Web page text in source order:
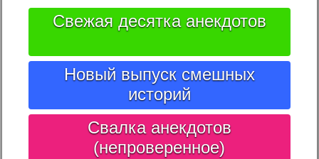
Свежая десятка анекдотов
Новый выпуск смешных
историй
Свалка анекдотов
(непроверенное)